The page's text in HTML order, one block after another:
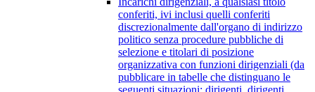
conferiti, ivi inclusi quelli conferiti
discrezionalmente dall'organo di indirizzo
politico senza procedure pubbliche di
selezione e titolari di posizione
organizzativa con funzioni dirigenziali (da
pubblicare in tabelle che distinguano le